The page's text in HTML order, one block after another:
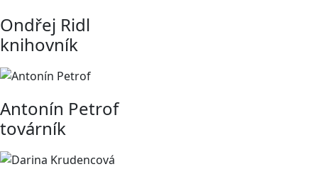
Ondřej Ridl
knihovník
Antonín Petrof
továrník